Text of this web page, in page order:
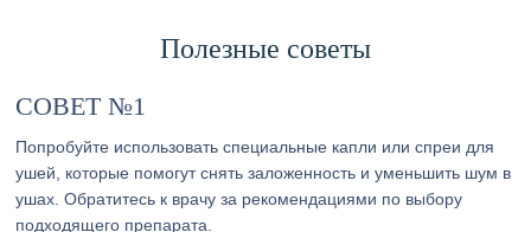
Полезные советы
СОВЕТ №1
Попробуйте использовать специальные капли или спреи для
ушей, которые помогут снять заложенность и уменьшить шум в
ушах. Обратитесь к врачу за рекомендациями по выбору
подходящего препарата.